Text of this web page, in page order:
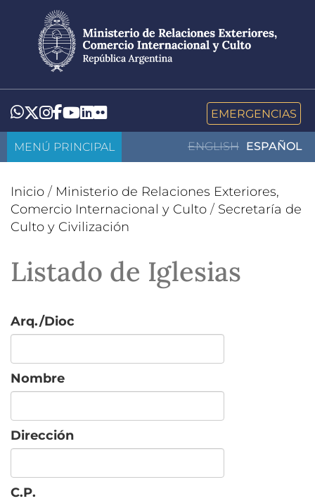
contenido
principal
Whatsapp
Twitter
Instagram
Facebook
YouTube
LinkedIn
Flickr EMERGENCIAS
ENGLISH ESPAÑOL
MENÚ PRINCIPAL
Inicio / Ministerio de Relaciones Exteriores,
Comercio Internacional y Culto / Secretaría de
Culto y Civilización
Listado de Iglesias
Arq./Dioc
Nombre
Dirección
C.P.